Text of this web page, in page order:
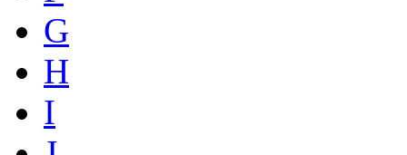
G
H
I